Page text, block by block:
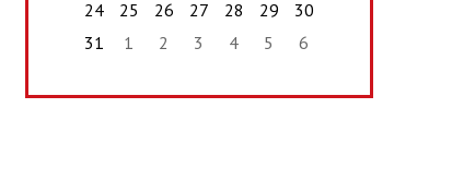
24
25 26 27 28 29
30
31
1 2 3 4 5 6